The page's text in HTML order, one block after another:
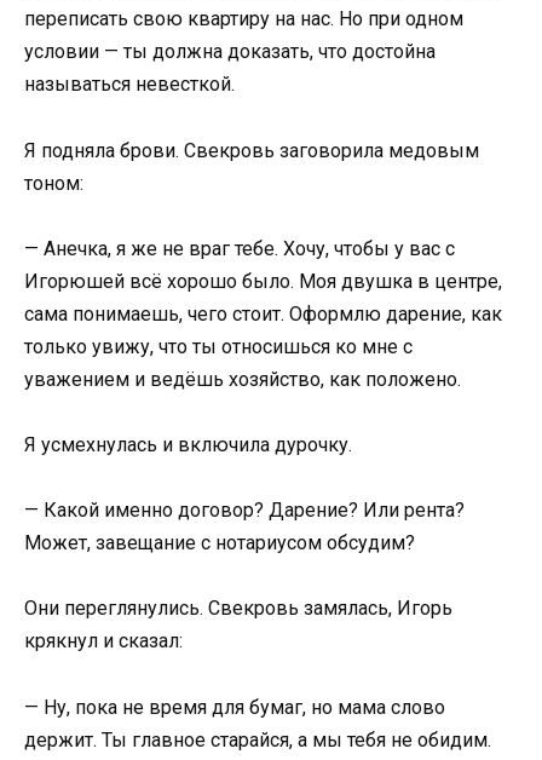
переписать свою квартиру на нас. Но при одном
условии — ты должна доказать, что достойна
называться невесткой.
Я подняла брови. Свекровь заговорила медовым
тоном:
— Анечка, я же не враг тебе. Хочу, чтобы у вас с
Игорюшей всё хорошо было. Моя двушка в центре,
сама понимаешь, чего стоит. Оформлю дарение, как
только увижу, что ты относишься ко мне с
уважением и ведёшь хозяйство, как положено.
Я усмехнулась и включила дурочку.
— Какой именно договор? Дарение? Или рента?
Может, завещание с нотариусом обсудим?
Они переглянулись. Свекровь замялась, Игорь
крякнул и сказал:
— Ну, пока не время для бумаг, но мама слово
держит. Ты главное старайся, а мы тебя не обидим.